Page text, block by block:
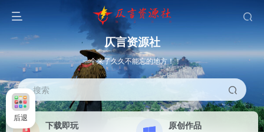
仄言资源社
一个来了久久不能忘的地方！！
搜索
下载即玩 原创作品
后退